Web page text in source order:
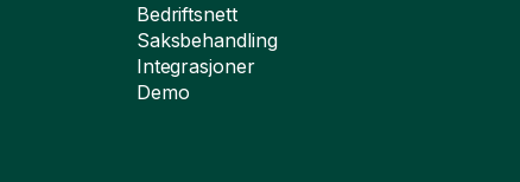
Bedriftsnett
Saksbehandling
Integrasjoner
Demo